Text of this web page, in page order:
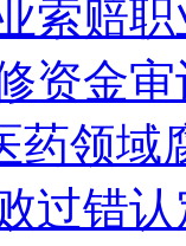
索赔
资金
药领域
过错